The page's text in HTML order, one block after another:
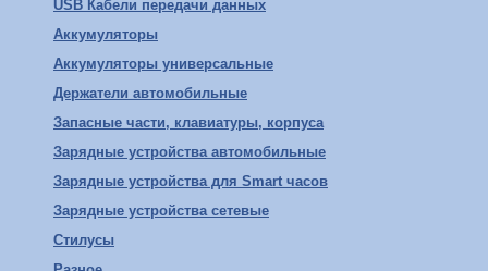
USB Кабели передачи данных
Аккумуляторы
Аккумуляторы универсальные
Держатели автомобильные
Запасные части, клавиатуры, корпуса
Зарядные устройства автомобильные
Зарядные устройства для Smart часов
Зарядные устройства сетевые
Стилусы